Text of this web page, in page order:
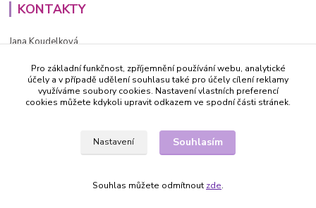
KONTAKTY
Jana Koudelková
PO - PÁ (8-16h)
info@decida.cz
Pro základní funkčnost, zpříjemnění používání webu, analytické
účely a v případě udělení souhlasu také pro účely cílení reklamy
využíváme soubory cookies. Nastavení vlastních preferencí
cookies můžete kdykoli upravit odkazem ve spodní části stránek.
Nastavení Souhlasím
Souhlas můžete odmítnout zde.